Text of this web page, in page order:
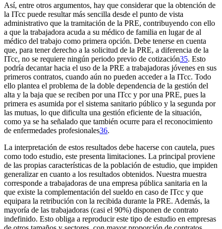
Así, entre otros argumentos, hay que considerar que la obtención de
la ITcc puede resultar más sencilla desde el punto de vista
administrativo que la tramitación de la PRE, contribuyendo con ello
a que la trabajadora acuda a su médico de familia en lugar de al
médico del trabajo como primera opción. Debe tenerse en cuenta
que, para tener derecho a la solicitud de la PRE, a diferencia de la
ITcc, no se requiere ningún periodo previo de cotización35. Esto
podría decantar hacia el uso de la PRE a trabajadoras jóvenes en sus
primeros contratos, cuando aún no pueden acceder a la ITcc. Todo
ello plantea el problema de la doble dependencia de la gestión del
alta y la baja que se reciben por una ITcc y por una PRE, pues la
primera es asumida por el sistema sanitario público y la segunda por
las mutuas, lo que dificulta una gestión eficiente de la situación,
como ya se ha señalado que también ocurre para el reconocimiento
de enfermedades profesionales36.
La interpretación de estos resultados debe hacerse con cautela, pues
como todo estudio, este presenta limitaciones. La principal proviene
de las propias características de la población de estudio, que impiden
generalizar en cuanto a los resultados obtenidos. Nuestra muestra
corresponde a trabajadoras de una empresa pública sanitaria en la
que existe la complementación del sueldo en caso de ITcc y que
equipara la retribución con la recibida durante la PRE. Además, la
mayoría de las trabajadoras (casi el 90%) disponen de contrato
indefinido. Esto obliga a reproducir este tipo de estudio en empresas